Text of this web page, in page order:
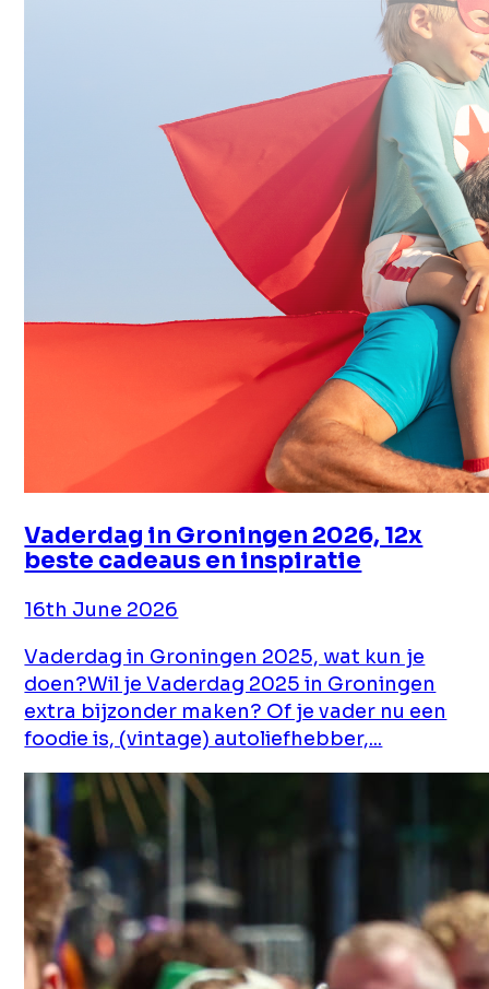
Vaderdag in Groningen 2026, 12x
beste cadeaus en inspiratie
16th June 2026
Vaderdag in Groningen 2025, wat kun je
doen?Wil je Vaderdag 2025 in Groningen
extra bijzonder maken? Of je vader nu een
foodie is, (vintage) autoliefhebber,...